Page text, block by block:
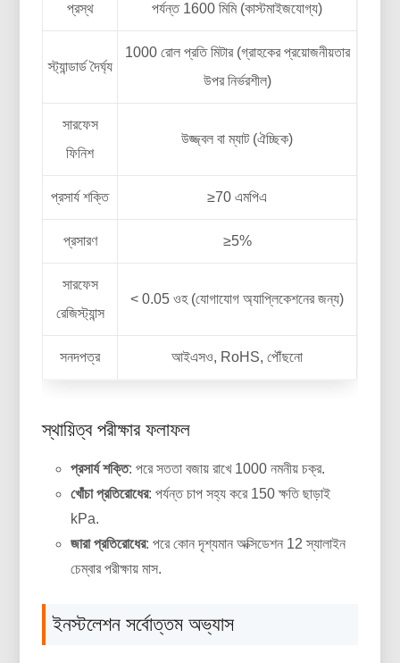
প্রস্থ পর্যন্ত 1600 মিমি (কাস্টমাইজযোগ্য)
স্ট্যান্ডার্ড দৈর্ঘ্য
1000 রোল প্রতি মিটার (গ্রাহকের প্রয়োজনীয়তার
উপর নির্ভরশীল)
সারফেস
ফিনিশ
উজ্জ্বল বা ম্যাট (ঐচ্ছিক)
প্রসার্য শক্তি ≥70 এমপিএ
প্রসারণ ≥5%
সারফেস
রেজিস্ট্যান্স
< 0.05 ওহ (যোগাযোগ অ্যাপ্লিকেশনের জন্য)
সনদপত্র আইএসও, RoHS, পৌঁছনো
স্থায়িত্ব পরীক্ষার ফলাফল
প্রসার্য শক্তি: পরে সততা বজায় রাখে 1000 নমনীয় চক্র.
খোঁচা প্রতিরোধের: পর্যন্ত চাপ সহ্য করে 150 ক্ষতি ছাড়াই
kPa.
জারা প্রতিরোধের: পরে কোন দৃশ্যমান অক্সিডেশন 12 স্যালাইন
চেম্বার পরীক্ষায় মাস.
ইনস্টলেশন সর্বোত্তম অভ্যাস